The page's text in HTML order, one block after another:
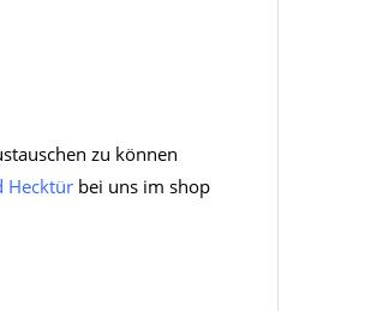
zu können
Hecktür bei uns im shop